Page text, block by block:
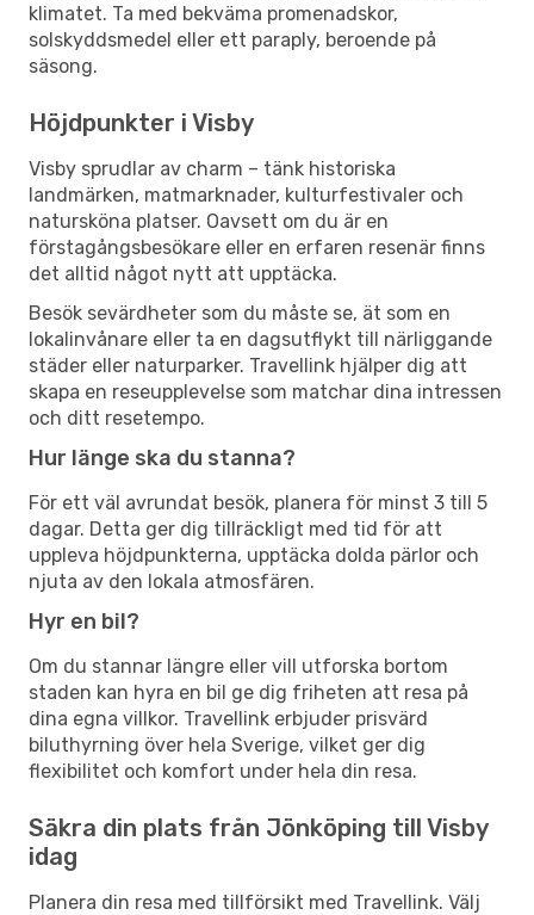
klimatet. Ta med bekväma promenadskor,
solskyddsmedel eller ett paraply, beroende på
säsong.
Höjdpunkter i Visby
Visby sprudlar av charm – tänk historiska
landmärken, matmarknader, kulturfestivaler och
natursköna platser. Oavsett om du är en
förstagångsbesökare eller en erfaren resenär finns
det alltid något nytt att upptäcka.
Besök sevärdheter som du måste se, ät som en
lokalinvånare eller ta en dagsutflykt till närliggande
städer eller naturparker. Travellink hjälper dig att
skapa en reseupplevelse som matchar dina intressen
och ditt resetempo.
Hur länge ska du stanna?
För ett väl avrundat besök, planera för minst 3 till 5
dagar. Detta ger dig tillräckligt med tid för att
uppleva höjdpunkterna, upptäcka dolda pärlor och
njuta av den lokala atmosfären.
Hyr en bil?
Om du stannar längre eller vill utforska bortom
staden kan hyra en bil ge dig friheten att resa på
dina egna villkor. Travellink erbjuder prisvärd
biluthyrning över hela Sverige, vilket ger dig
flexibilitet och komfort under hela din resa.
Säkra din plats från Jönköping till Visby
idag
Planera din resa med tillförsikt med Travellink. Välj